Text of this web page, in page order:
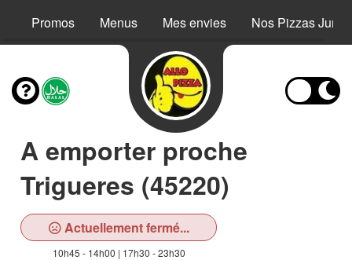
Promos Menus Mes envies Nos Pizzas Junior
A emporter proche
Trigueres (45220)
Actuellement fermé...
10h45 - 14h00 | 17h30 - 23h30